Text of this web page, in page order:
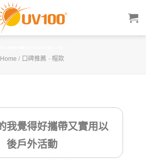
Home / 口碑推薦 - 帽款
我覺得好攜帶又實用以
後戶外活動